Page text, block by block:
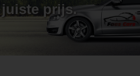
prijs.